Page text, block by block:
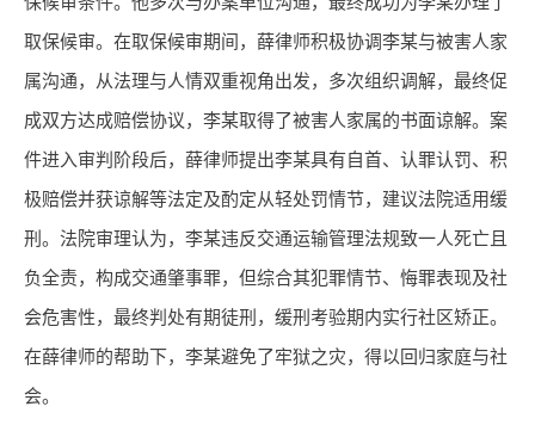
取保候审。在取保候审期间，薛律师积极协调李某与被害人家
属沟通，从法理与人情双重视角出发，多次组织调解，最终促
成双方达成赔偿协议，李某取得了被害人家属的书面谅解。案
件进入审判阶段后，薛律师提出李某具有自首、认罪认罚、积
极赔偿并获谅解等法定及酌定从轻处罚情节，建议法院适用缓
刑。法院审理认为，李某违反交通运输管理法规致一人死亡且
负全责，构成交通肇事罪，但综合其犯罪情节、悔罪表现及社
会危害性，最终判处有期徒刑，缓刑考验期内实行社区矫正。
在薛律师的帮助下，李某避免了牢狱之灾，得以回归家庭与社
会。